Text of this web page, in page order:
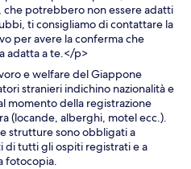
che potrebbero non essere adatti
ti consigliamo di contattare la
per avere la conferma che
adatta a te.</p>
e welfare del Giappone
stranieri indichino nazionalità e
momento della registrazione
(locande, alberghi, motel ecc.).
strutture sono obbligati a
di tutti gli ospiti registrati e a
fotocopia.